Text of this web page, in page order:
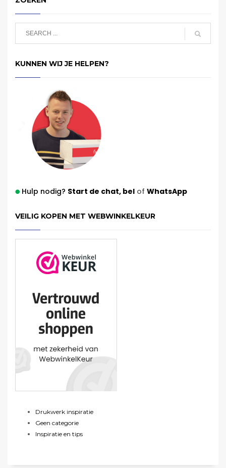
KUNNEN WIJ JE HELPEN?
Hulp nodig? Start de chat,belof WhatsApp
VEILIG KOPEN MET WEBWINKELKEUR
Drukwerk inspiratie
Geen categorie
Inspiratie en tips